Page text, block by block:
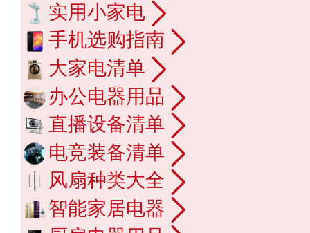
实用小家电
手机选购指南
大家电清单
办公电器用品
直播设备清单
电竞装备清单
风扇种类大全
智能家居电器